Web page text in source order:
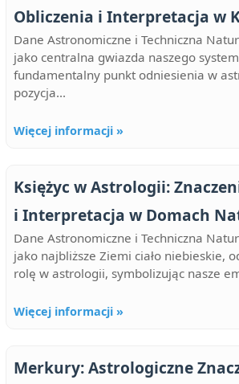
Obliczenia i Interpretacja w
Dane Astronomiczne i Techniczna
jako centralna gwiazda naszego
fundamentalny punkt odniesienia w
pozycja...
Więcej informacji »
Księżyc w Astrologii:
i Interpretacja w Domach
Dane Astronomiczne i Techniczna
jako najbliższe Ziemi ciało niebieskie,
rolę w astrologii, symbolizując nasze
Więcej informacji »
Merkury: Astrologiczne